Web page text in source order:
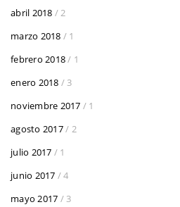
abril 2018 / 2
marzo 2018 / 1
febrero 2018/ 1
enero 2018 / 3
noviembre 2017 / 1
agosto 2017/ 2
julio 2017 / 1
junio 2017 / 4
mayo 2017 / 3